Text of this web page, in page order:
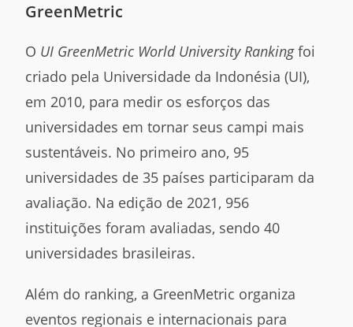
GreenMetric
O UI GreenMetric World University Rankingfoi
criado pela Universidade da Indonésia (UI),
em 2010, para medir os esforços das
universidades em tornar seus campi mais
sustentáveis. No primeiro ano, 95
universidades de 35 países participaram da
avaliação. Na edição de 2021, 956
instituições foram avaliadas, sendo 40
universidades brasileiras.
Além do ranking, a GreenMetric organiza
eventos regionais e internacionais para